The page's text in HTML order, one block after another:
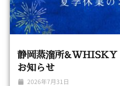
静岡蒸溜所&WHISKY
お知らせ
2026年7月31日